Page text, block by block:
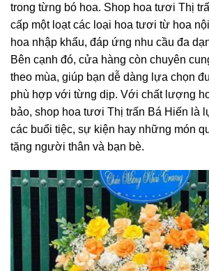
trong từng bó hoa. Shop hoa tươi Thị
cấp một loạt các loại hoa tươi từ hoa
hoa nhập khẩu, đáp ứng nhu cầu đa
Bên cạnh đó, cửa hàng còn chuyên
theo mùa, giúp bạn dễ dàng lựa chọn
phù hợp với từng dịp. Với chất lượng
bảo, shop hoa tươi Thị trấn Bá Hiến là
các buổi tiệc, sự kiện hay những món
tặng người thân và bạn bè.